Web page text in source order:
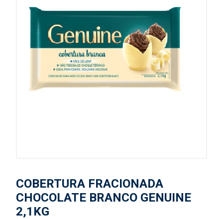
COBERTURA FRACIONADA
CHOCOLATE BRANCO GENUINE
2,1KG